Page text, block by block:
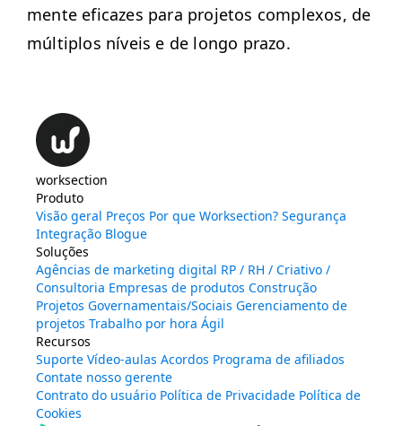
mente efi­cazes para pro­je­tos com­plex­os, de
múlti­p­los níveis e de lon­go prazo.
worksection
Produto
Visão geral Preços Por que Worksection? Segurança
Integração Blogue
Soluções
Agências de marketing digital RP / RH / Criativo /
Consultoria Empresas de produtos Construção
Projetos Governamentais/Sociais Gerenciamento de
projetos Trabalho por hora Ágil
Recursos
Suporte Vídeo-aulas Acordos Programa de afiliados
Contate nosso gerente
Contrato do usuário Política de Privacidade Política de
Cookies